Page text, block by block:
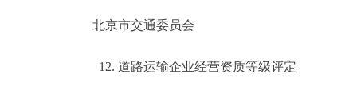
北京市交通委员会
12. 道路运输企业经营资质等级评定